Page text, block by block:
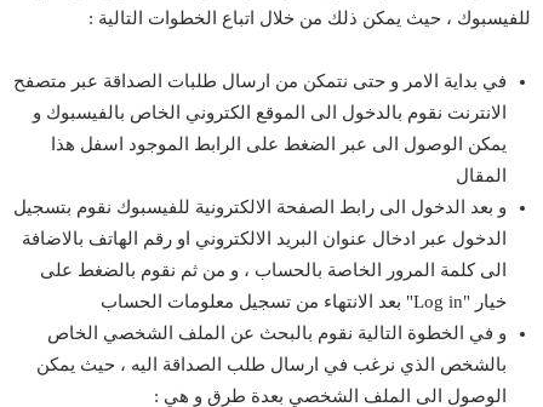
للفيسبوك ، حيث يمكن ذلك من خلال اتباع الخطوات التالية :
في بداية الامر و حتى نتمكن من ارسال طلبات الصداقة عبر متصفح
الانترنت نقوم بالدخول الى الموقع الكتروني الخاص بالفيسبوك و
يمكن الوصول الى عبر الضغط على الرابط الموجود اسفل هذا
المقال
و بعد الدخول الى رابط الصفحة الالكترونية للفيسبوك نقوم بتسجيل
الدخول عبر ادخال عنوان البريد الالكتروني او رقم الهاتف بالاضافة
الى كلمة المرور الخاصة بالحساب ، و من ثم نقوم بالضغط على
خيار "Log in" بعد الانتهاء من تسجيل معلومات الحساب
و في الخطوة التالية نقوم بالبحث عن الملف الشخصي الخاص
بالشخص الذي نرغب في ارسال طلب الصداقة اليه ، حيث يمكن
الوصول الى الملف الشخصي بعدة طرق و هي :